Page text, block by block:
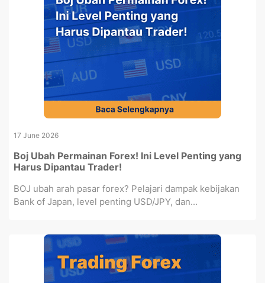
17 June 2026
Boj Ubah Permainan Forex! Ini Level Penting yang
Harus Dipantau Trader!
BOJ ubah arah pasar forex? Pelajari dampak kebijakan
Bank of Japan, level penting USD/JPY, dan...